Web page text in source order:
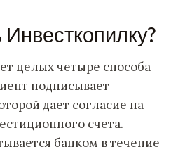
целых четыре способа
подписывает
дает согласие на
счета.
банком в течение